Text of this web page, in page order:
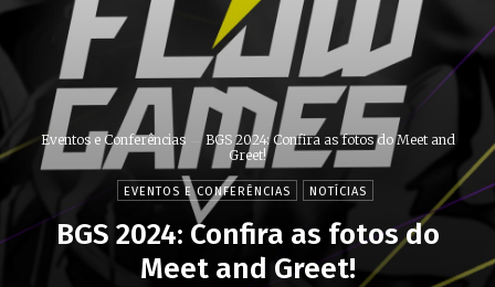
Eventos e Conferências
BGS 2024: Confira as fotos do Meet and
Greet!
EVENTOS E CONFERÊNCIAS NOTÍCIAS
BGS 2024: Confira as fotos do
Meet and Greet!